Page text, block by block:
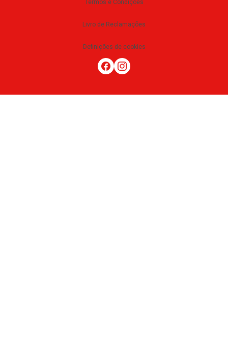
Termos e Condições
Livro de Reclamações
Definições de cookies